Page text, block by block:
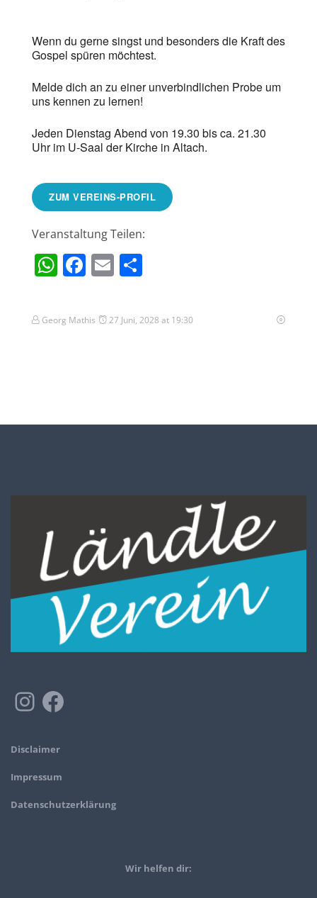
Wenn du gerne singst und besonders die Kraft des
Gospel spüren möchtest.
Melde dich an zu einer unverbindlichen Probe um
uns kennen zu lernen!
Jeden Dienstag Abend von 19.30 bis ca. 21.30
Uhr im U-Saal der Kirche in Altach.
ZUM VEREINS-PROFIL
Veranstaltung Teilen:
WhatsApp
Facebook
Email
Georg Mathis 27 Juni, 2028 at 19:30
Disclaimer
Impressum
Datenschutzerklärung
Wir helfen dir: